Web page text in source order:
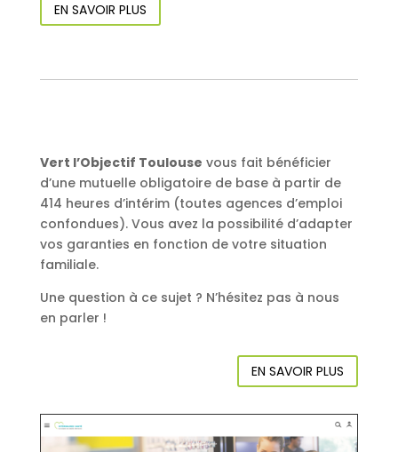
EN SAVOIR PLUS
Vert l’Objectif Toulouse vous fait bénéficier
d’une mutuelle obligatoire de base à partir de
414 heures d’intérim (toutes agences d’emploi
confondues). Vous avez la possibilité d’adapter
vos garanties en fonction de votre situation
familiale.
Une question à ce sujet ? N’hésitez pas à nous
en parler !
EN SAVOIR PLUS